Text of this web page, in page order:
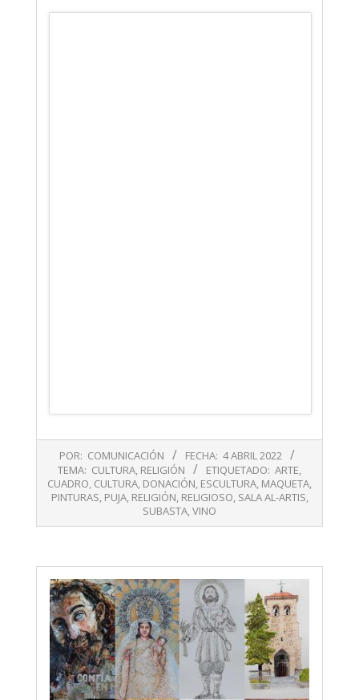
04
POR: COMUNICACIÓN FECHA: 4 ABRIL 2022
TEMA: CULTURA, RELIGIÓN ETIQUETADO: ARTE,
CUADRO, CULTURA, DONACIÓN, ESCULTURA, MAQUETA,
PINTURAS, PUJA, RELIGIÓN, RELIGIOSO, SALA AL-ARTIS,
SUBASTA,VINO